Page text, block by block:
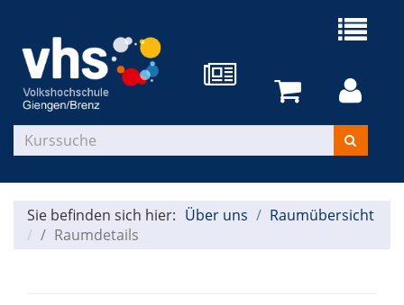
Sie befinden sich hier: Über uns
Raumübersicht
Raumdetails